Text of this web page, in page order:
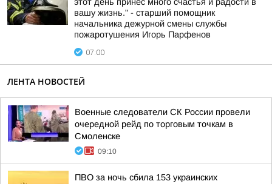
вашу жизнь." - старший помощник
начальника дежурной смены службы
пожаротушения Игорь Парфенов
07:00
ЛЕНТА НОВОСТЕЙ
Военные следователи СК России провели
очередной рейд по торговым точкам в
Смоленске
09:10
ПВО за ночь сбила 153 украинских